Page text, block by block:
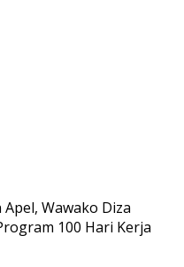
Apel, Wawako Diza
100 Hari Kerja